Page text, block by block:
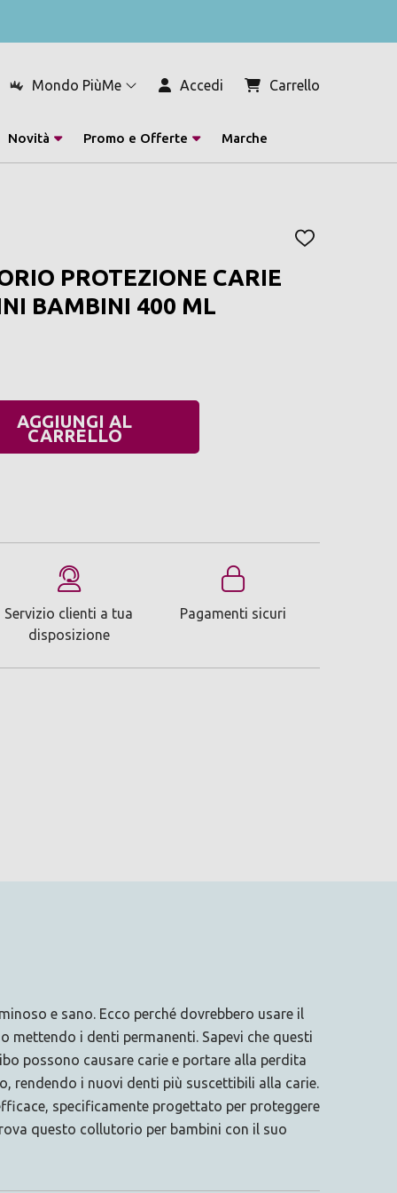
Mondo PiùMe Accedi Carrello
Novità Promo e Offerte Marche
AGGIUNGI
PROTEZIONE CARIE
BAMBINI 400 ML
AGGIUNGI AL
CARRELLO
Servizio clienti a tua
disposizione
Pagamenti sicuri
e sano. Ecco perché dovrebbero usare il
i denti permanenti. Sapevi che questi
possono causare carie e portare alla perdita
rendendo i nuovi denti più suscettibili alla carie.
specificamente progettato per proteggere
questo collutorio per bambini con il suo